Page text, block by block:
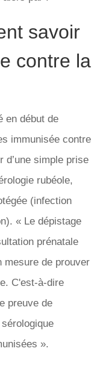
savoir
contre la
en début de
immunisée contre
simple prise
rubéole,
(infection
« Le dépistage
prénatale
mesure de prouver
C'est-à-dire
preuve de
».